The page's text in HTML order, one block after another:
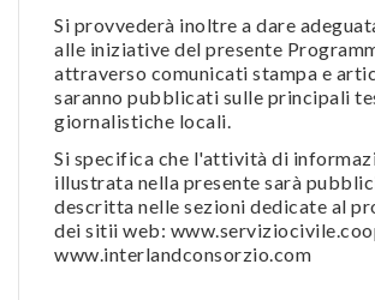
Si provvederà inoltre a dare
alle iniziative del presente
attraverso comunicati stampa e
saranno pubblicati sulle principali
giornalistiche locali.
Si specifica che l'attività di
illustrata nella presente sarà
descritta nelle sezioni dedicate al
dei sitii web:
www.interlandconsorzio.com